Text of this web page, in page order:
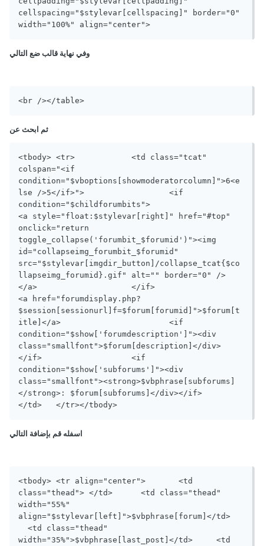
cellspacing="$stylevar[cellspacing]" border="0"
width="100%" align="center">
وفي نهاية قالب ضع التالي
<br /></table>
ثم ابحث عن
<tbody>	<tr>		<td class="tcat"
colspan="<if
condition="$vboptions[showmoderatorcolumn]">6<e
lse />5</if>">			<if
condition="$childforumbits">
<a style="float:$stylevar[right]" href="#top"
onclick="return
toggle_collapse('forumbit_$forumid')"><img
id="collapseimg_forumbit_$forumid"
src="$stylevar[imgdir_button]/collapse_tcat{$co
llapseimg_forumid}.gif" alt="" border="0" />
</a>			</if>
<a href="forumdisplay.php?
$session[sessionurl]f=$forum[forumid]">$forum[t
itle]</a>			<if
condition="$show['forumdescription']"><div
class="smallfont">$forum[description]</div>
</if>			<if
condition="$show['subforums']"><div
class="smallfont"><strong>$vbphrase[subforums]
</strong>: $forum[subforums]</div></if>
</td>	</tr></tbody>
اسفله قم بإضافة التالي
<tbody>	<tr align="center">	  <td
class="thead"> </td>	  <td class="thead"
width="55%"
align="$stylevar[left]">$vbphrase[forum]</td>
  <td class="thead"
width="35%">$vbphrase[last_post]</td>	  <td